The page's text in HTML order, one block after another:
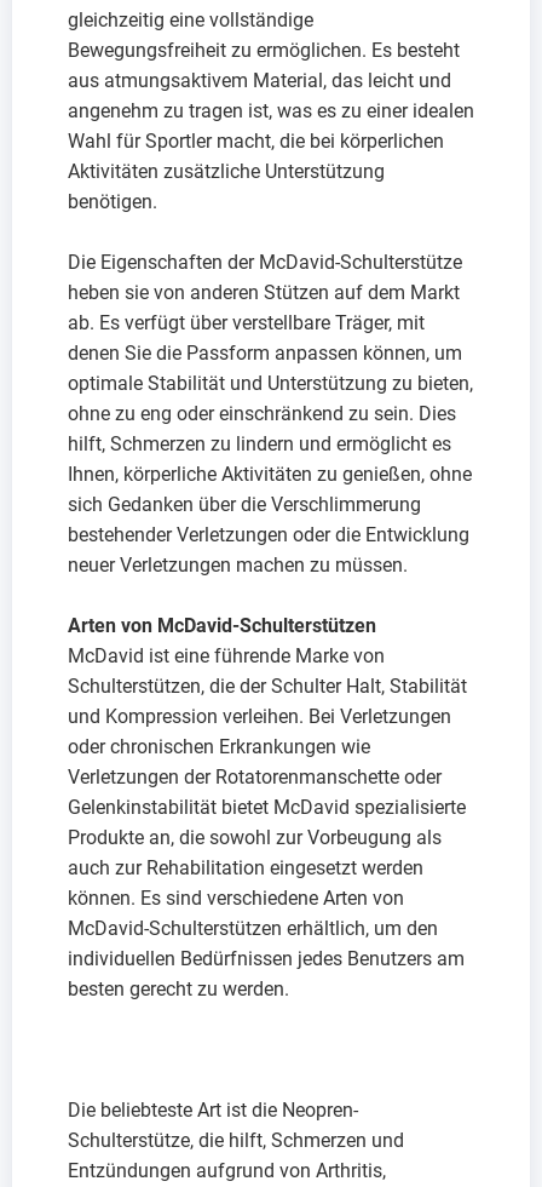
gleichzeitig eine vollständige
Bewegungsfreiheit zu ermöglichen. Es besteht
aus atmungsaktivem Material, das leicht und
angenehm zu tragen ist, was es zu einer idealen
Wahl für Sportler macht, die bei körperlichen
Aktivitäten zusätzliche Unterstützung
benötigen.
Die Eigenschaften der McDavid-Schulterstütze
heben sie von anderen Stützen auf dem Markt
ab. Es verfügt über verstellbare Träger, mit
denen Sie die Passform anpassen können, um
optimale Stabilität und Unterstützung zu bieten,
ohne zu eng oder einschränkend zu sein. Dies
hilft, Schmerzen zu lindern und ermöglicht es
Ihnen, körperliche Aktivitäten zu genießen, ohne
sich Gedanken über die Verschlimmerung
bestehender Verletzungen oder die Entwicklung
neuer Verletzungen machen zu müssen.
Arten von McDavid-Schulterstützen
McDavid ist eine führende Marke von
Schulterstützen, die der Schulter Halt, Stabilität
und Kompression verleihen. Bei Verletzungen
oder chronischen Erkrankungen wie
Verletzungen der Rotatorenmanschette oder
Gelenkinstabilität bietet McDavid spezialisierte
Produkte an, die sowohl zur Vorbeugung als
auch zur Rehabilitation eingesetzt werden
können. Es sind verschiedene Arten von
McDavid-Schulterstützen erhältlich, um den
individuellen Bedürfnissen jedes Benutzers am
besten gerecht zu werden.
Die beliebteste Art ist die Neopren-
Schulterstütze, die hilft, Schmerzen und
Entzündungen aufgrund von Arthritis,